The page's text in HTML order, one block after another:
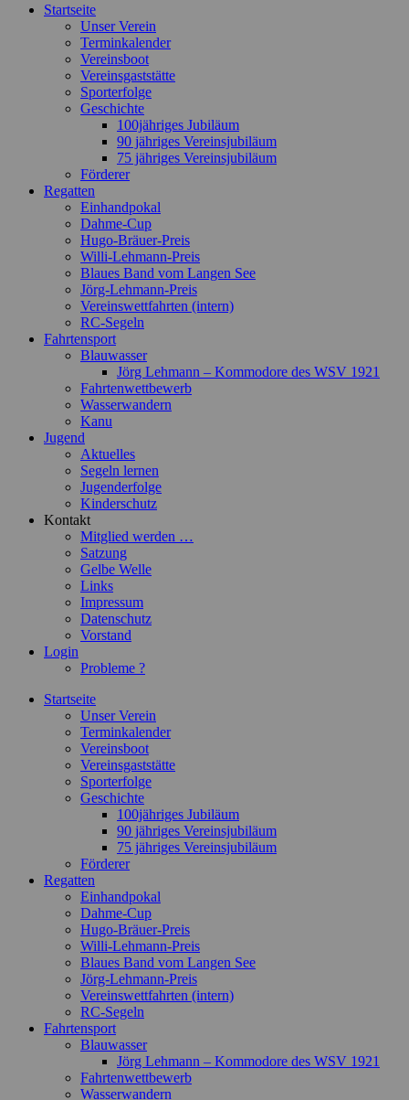
oben
Startseite
Unser Verein
Terminkalender
Vereinsboot
Vereinsgaststätte
Sporterfolge
Geschichte
100jähriges Jubiläum
90 jähriges Vereinsjubiläum
75 jähriges Vereinsjubiläum
Förderer
Regatten
Einhandpokal
Dahme-Cup
Hugo-Bräuer-Preis
Willi-Lehmann-Preis
Blaues Band vom Langen See
Jörg-Lehmann-Preis
Vereinswettfahrten (intern)
RC-Segeln
Fahrtensport
Blauwasser
Jörg Lehmann – Kommodore des WSV 1921
Fahrtenwettbewerb
Wasserwandern
Kanu
Jugend
Aktuelles
Segeln lernen
Jugenderfolge
Kinderschutz
Kontakt
Mitglied werden …
Satzung
Gelbe Welle
Links
Impressum
Datenschutz
Vorstand
Login
Probleme ?
Startseite
Unser Verein
Terminkalender
Vereinsboot
Vereinsgaststätte
Sporterfolge
Geschichte
100jähriges Jubiläum
90 jähriges Vereinsjubiläum
75 jähriges Vereinsjubiläum
Förderer
Regatten
Einhandpokal
Dahme-Cup
Hugo-Bräuer-Preis
Willi-Lehmann-Preis
Blaues Band vom Langen See
Jörg-Lehmann-Preis
Vereinswettfahrten (intern)
RC-Segeln
Fahrtensport
Blauwasser
Jörg Lehmann – Kommodore des WSV 1921
Fahrtenwettbewerb
Wasserwandern